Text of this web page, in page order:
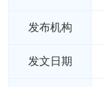
发布机构
发文日期